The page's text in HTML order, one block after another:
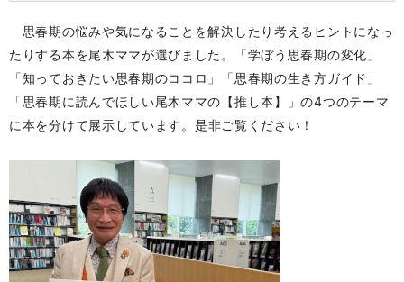
思春期の悩みや気になることを解決したり考えるヒントになっ
たりする本を尾木ママが選びました。
「学ぼう思春期の変化」
「知っておきたい思春期のココロ」「思春期の生き方ガイド」
「思春期に読んでほしい尾木ママの【推し本】」の4つのテーマ
に本を分けて展示しています。是非ご覧ください！